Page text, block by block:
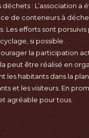
: L’association
de conteneurs à
Les efforts sont
si possible.
la participation
peut être réalisé en
les habitants dans la
et les visiteurs. En
agréable pour tous.